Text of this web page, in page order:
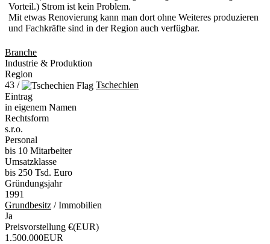
Vorteil.) Strom ist kein Problem.
Mit etwas Renovierung kann man dort ohne Weiteres produzieren
und Fachkräfte sind in der Region auch verfügbar.
Branche
Industrie & Produktion
Region
43 /
Tschechien
Eintrag
in eigenem Namen
Rechtsform
s.r.o.
Personal
bis 10 Mitarbeiter
Umsatzklasse
bis 250 Tsd. Euro
Gründungsjahr
1991
Grundbesitz / Immobilien
Ja
Preisvorstellung €(EUR)
1.500.000EUR